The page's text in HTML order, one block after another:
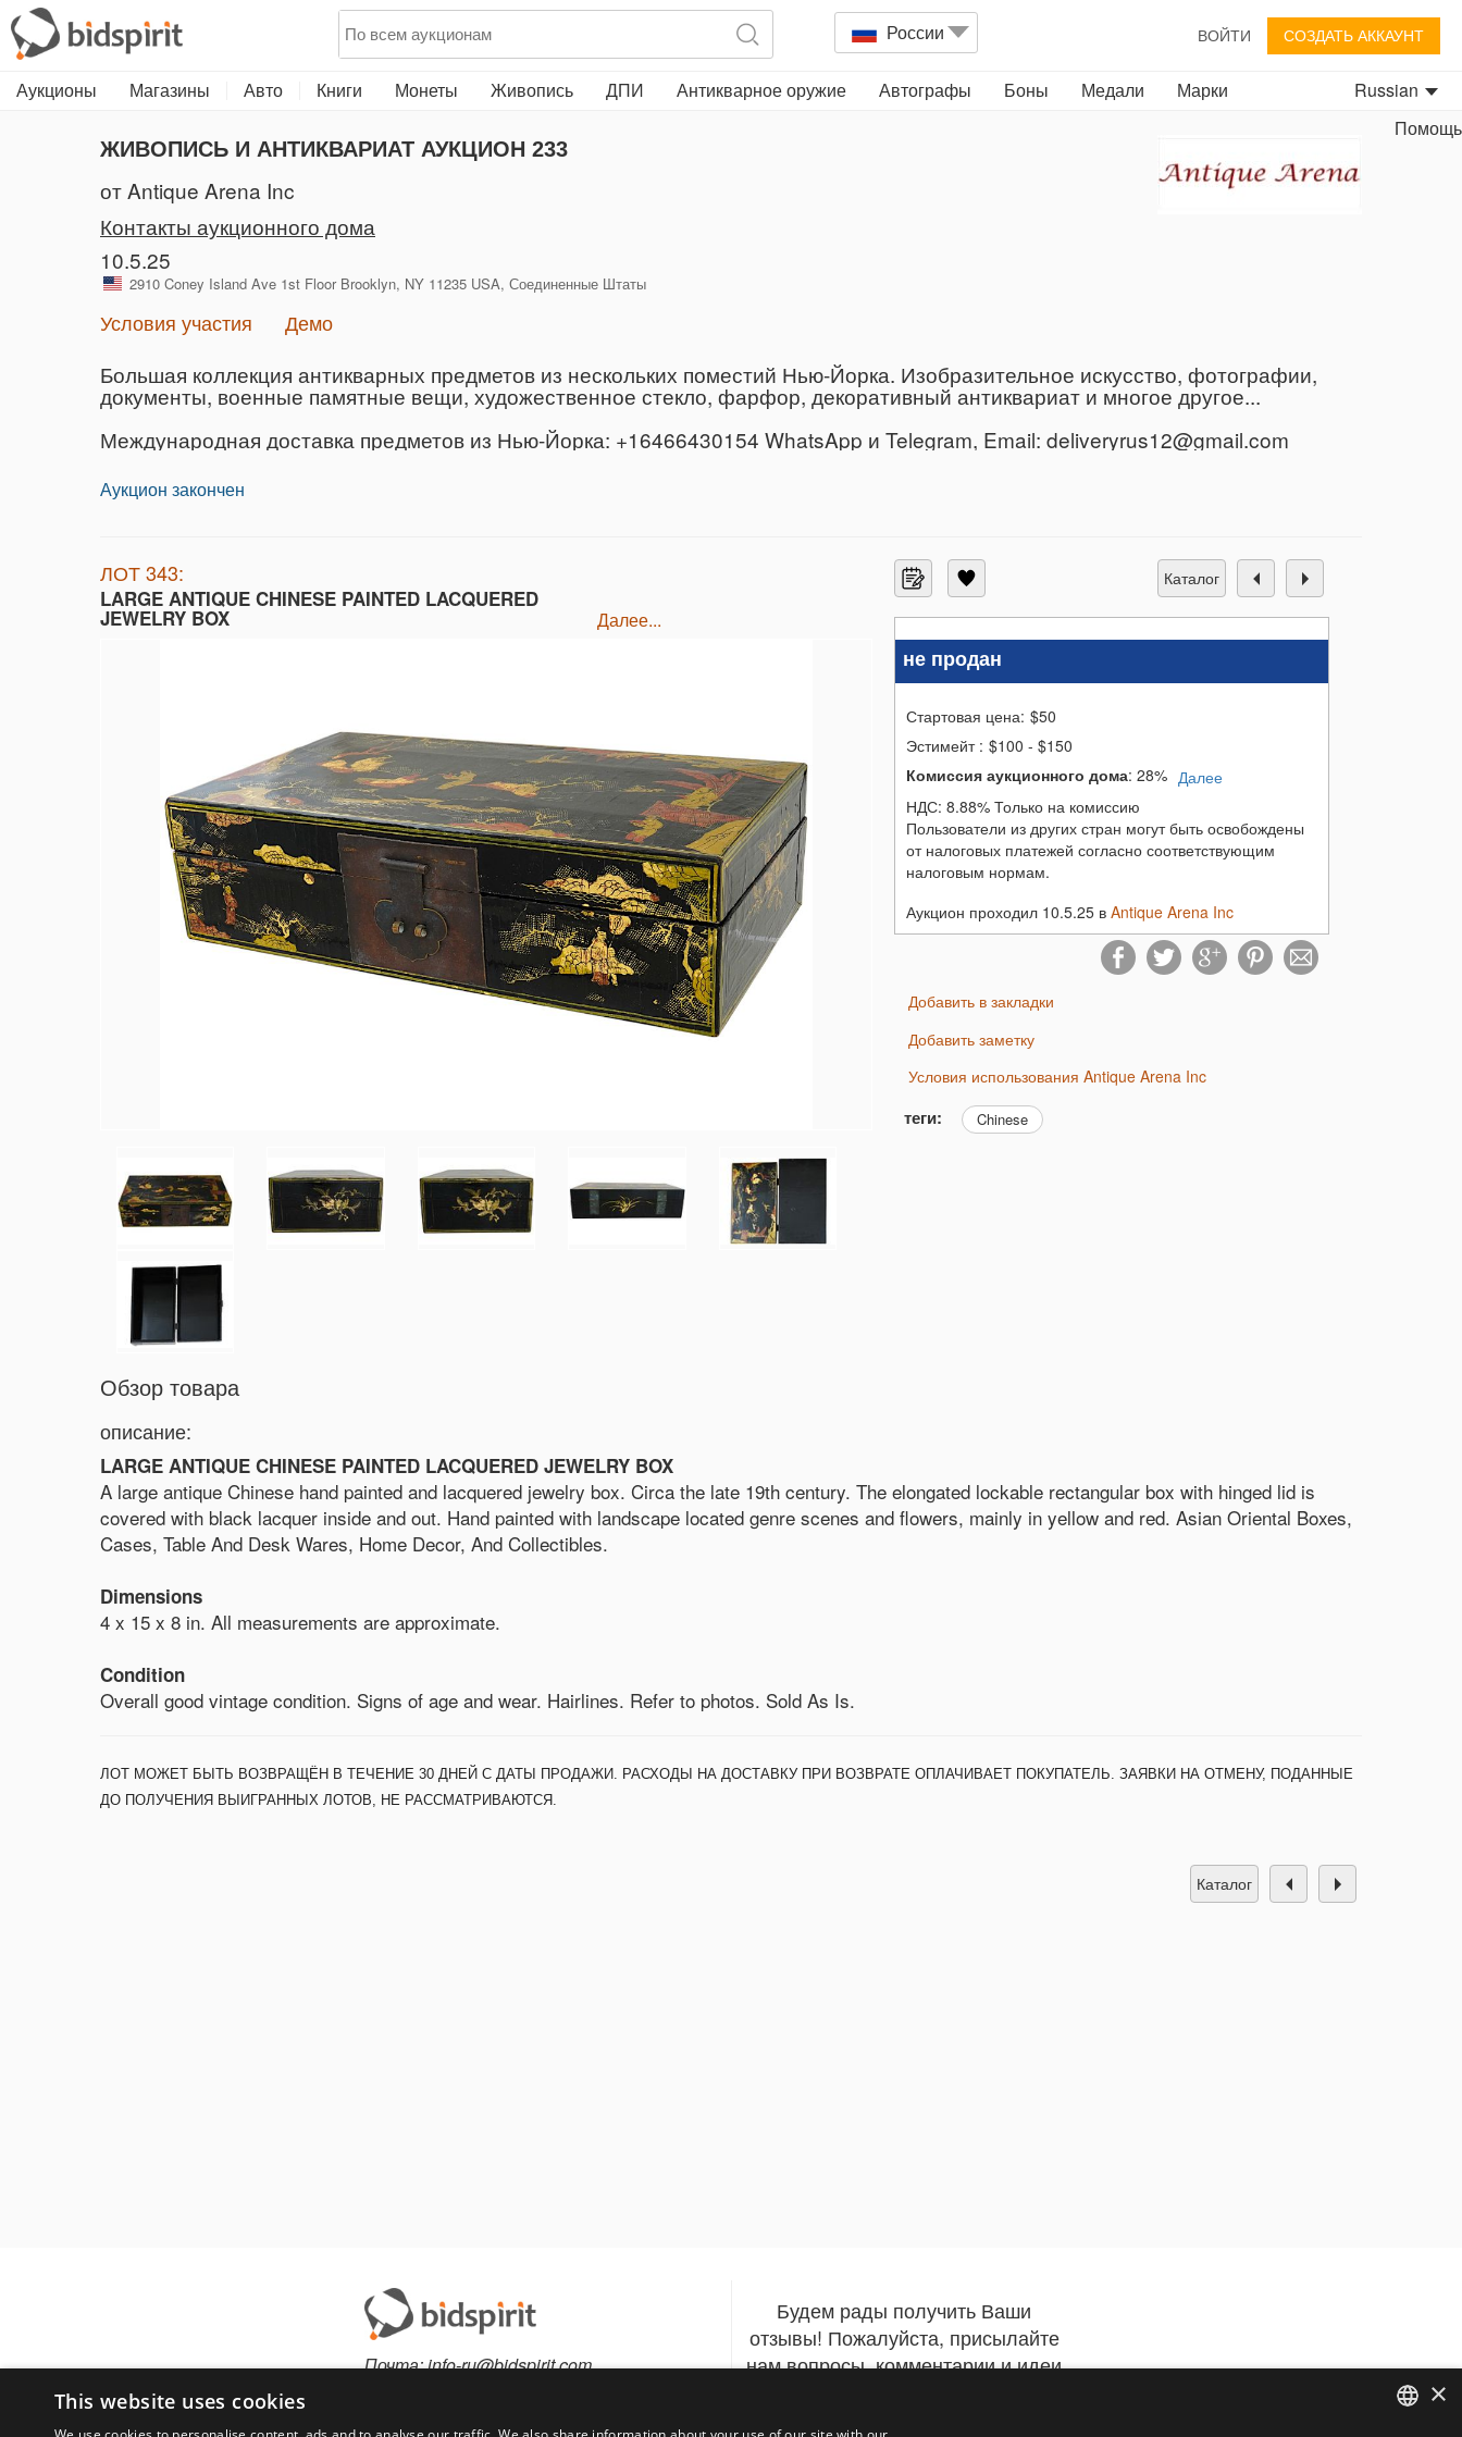
России ВОЙТИ СОЗДАТЬ АККАУНТ
Аукционы Магазины Авто Книги Монеты Живопись ДПИ Антикварное оружие Автографы Боны Медали Марки
Russian
Помощь
ЖИВОПИСЬ И АНТИКВАРИАТ АУКЦИОН 233
от Antique Arena Inc
Контакты аукционного дома
10.5.25
2910 Coney Island Ave 1st Floor Brooklyn, NY 11235 USA, Соединенные Штаты
Условия участия Демо
Большая коллекция антикварных предметов из нескольких поместий Нью-Йорка. Изобразительное искусство, фотографии,
документы, военные памятные вещи, художественное стекло, фарфор, декоративный антиквариат и многое другое...
Международная доставка предметов из Нью-Йорка: +16466430154 WhatsApp и Telegram, Email: deliveryrus12@gmail.com
Аукцион закончен
ЛОТ 343:
LARGE ANTIQUE CHINESE PAINTED LACQUERED
JEWELRY BOX далее...
каталог
не продан
Стартовая цена: $50
Эстимейт : $100 - $150
Комиссия аукционного дома: 28%
Далее
НДС: 8.88% Только на комиссию
Пользователи из других стран могут быть освобождены
от налоговых платежей согласно соответствующим
налоговым нормам.
Аукцион проходил 10.5.25 в Antique Arena Inc
Добавить в закладки
Добавить заметку
Условия использования Antique Arena Inc
теги: Chinese
Обзор товара
описание:
LARGE ANTIQUE CHINESE PAINTED LACQUERED JEWELRY BOX
A large antique Chinese hand painted and lacquered jewelry box. Circa the late 19th century. The elongated lockable rectangular box with hinged lid is
covered with black lacquer inside and out. Hand painted with landscape located genre scenes and flowers, mainly in yellow and red. Asian Oriental Boxes,
Cases, Table And Desk Wares, Home Decor, And Collectibles.
Dimensions
4 x 15 x 8 in. All measurements are approximate.
Condition
Overall good vintage condition. Signs of age and wear. Hairlines. Refer to photos. Sold As Is.
ЛОТ МОЖЕТ БЫТЬ ВОЗВРАЩЁН В ТЕЧЕНИЕ 30 ДНЕЙ С ДАТЫ ПРОДАЖИ. РАСХОДЫ НА ДОСТАВКУ ПРИ ВОЗВРАТЕ ОПЛАЧИВАЕТ ПОКУПАТЕЛЬ. ЗАЯВКИ НА ОТМЕНУ, ПОДАННЫЕ
ДО ПОЛУЧЕНИЯ ВЫИГРАННЫХ ЛОТОВ, НЕ РАССМАТРИВАЮТСЯ.
каталог
Почта:info-ru@bidspirit.com
Будем рады получить Ваши
отзывы! Пожалуйста, присылайте
нам вопросы, комментарии и идеи
×
This website uses cookies